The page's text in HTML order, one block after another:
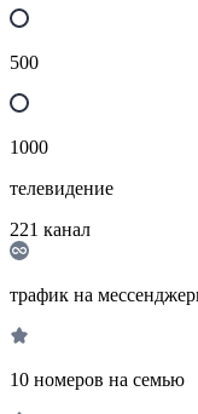
500
1000
телевидение
221 канал
трафик на
10 номеров на семью